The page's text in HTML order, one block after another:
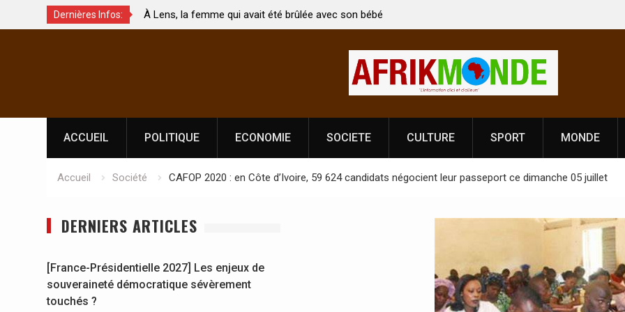
Dernières Infos:
la femme qui avait été brûlée avec son bébé
mari est morte
Coopération: Le ministre Indien Kirti Vardhan Singh à
Abidjan pour la célébration de la Fête de
Nouvelle licence
Côte d’Ivoire,
prononce
ACCUEIL POLITIQUE ECONOMIE SOCIETE CULTURE SPORT MONDE
Accueil Société CAFOP 2020 : en Côte d’Ivoire, 59 624 candidats négocient leur passeport ce dimanche 05 juillet
DERNIERS ARTICLES
[France-Présidentielle 2027] Les enjeux de
souveraineté démocratique sévèrement
touchés ?